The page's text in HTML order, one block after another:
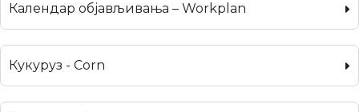
Календар објављивања – Workplan
Кукуруз - Corn